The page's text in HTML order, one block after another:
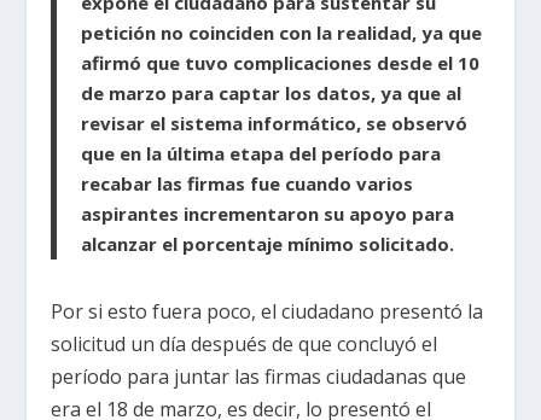
petición no coinciden con la realidad, ya que
afirmó que tuvo complicaciones desde el 10
de marzo para captar los datos, ya que al
revisar el sistema informático, se observó
que en la última etapa del período para
recabar las firmas fue cuando varios
aspirantes incrementaron su apoyo para
alcanzar el porcentaje mínimo solicitado.
Por si esto fuera poco, el ciudadano presentó la
solicitud un día después de que concluyó el
período para juntar las firmas ciudadanas que
era el 18 de marzo, es decir, lo presentó el